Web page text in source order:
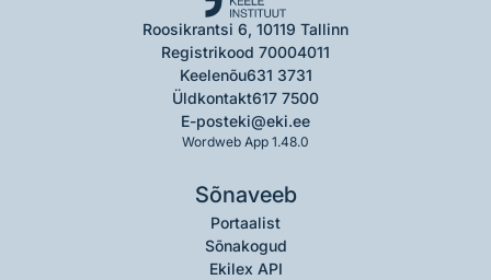
Roosikrantsi 6, 10119 Tallinn
Registrikood 70004011
Keelenõu631 3731
Üldkontakt617 7500
E-posteki@eki.ee
Wordweb App 1.48.0
Sõnaveeb
Portaalist
Sõnakogud
Ekilex API